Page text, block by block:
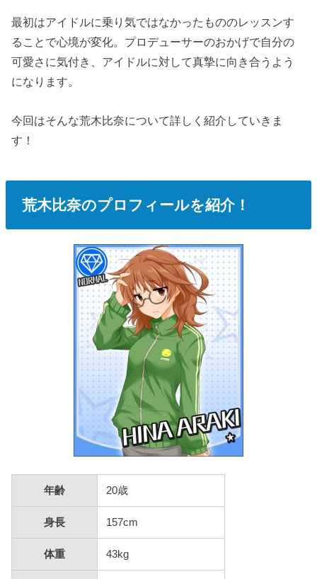
最初はアイドルに乗り気ではなかったもののレッスンす
ることで心境が変化。プロデューサーのおかげで自分の
可愛さに気付き、アイドルに対して真摯に向き合うよう
になります。
今回はそんな荒木比奈について詳しく紹介していきま
す！
荒木比奈のプロフィールを紹介！
年齢 20歳
身長 157cm
体重 43kg